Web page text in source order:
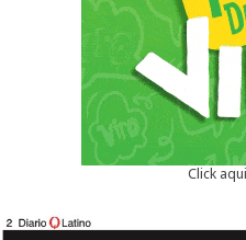
Click